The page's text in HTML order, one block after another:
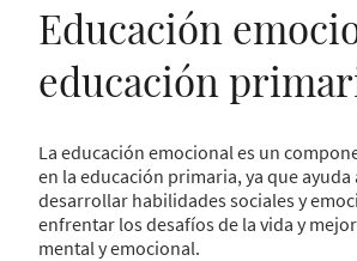
Educación
educación
La educación emocional es un
en la educación primaria, ya que ayuda
desarrollar habilidades sociales y
enfrentar los desafíos de la vida y
mental y emocional.